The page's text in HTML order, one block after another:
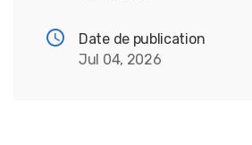
Date de publication
Jul 04, 2026